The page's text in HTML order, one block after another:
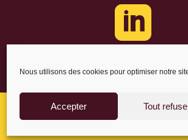
Nous utilisons des cookies pour optimiser notre
Accepter Tout
